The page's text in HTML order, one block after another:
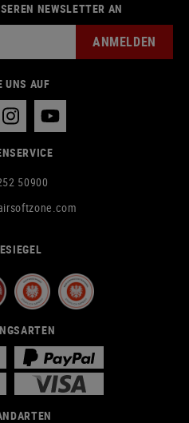
NEWSLETTER AN
ANMELDEN
UNS AUF
50900